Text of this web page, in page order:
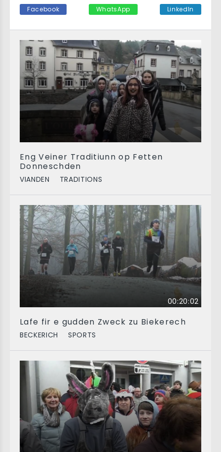
Eng Veiner Traditiunn op Fetten
Donneschden
VIANDEN TRADITIONS
00:20:02
Lafe fir e gudden Zweck zu Biekerech
BECKERICH SPORTS
Facebook WhatsApp LinkedIn